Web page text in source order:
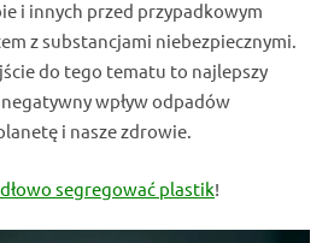
i innych przed przypadkowym
z substancjami niebezpiecznymi.
do tego tematu to najlepszy
wpływodpadów
i nasze zdrowie.
segregować plastik!